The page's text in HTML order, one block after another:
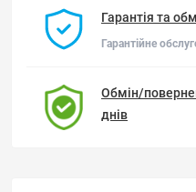
Гарантія та
Гарантійне
Обмін/
днів